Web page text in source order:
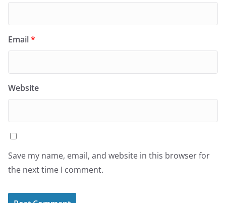
Email*
Website
Save my name, email, and website in this browser for
the next time I comment.